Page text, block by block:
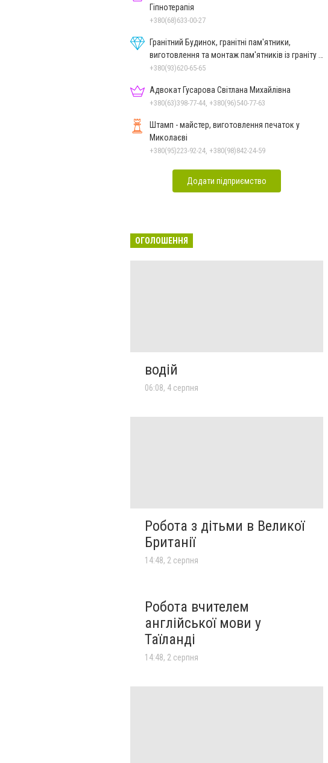
Гіпнотерапія
+380(68)633-00-27
Гранітний Будинок, гранітні пам'ятники,
виготовлення та монтаж пам'ятників із граніту в
Миколаєві
+380(93)620-65-65
Адвокат Гусарова Світлана Михайлівна
+380(63)398-77-44, +380(96)540-77-63
Штамп - майстер, виготовлення печаток у
Миколаєві
+380(95)223-92-24, +380(98)842-24-59
Додати підприємство
ОГОЛОШЕННЯ
водій
06:08, 4 серпня
Робота з дітьми в Великої
Британії
14:48, 2 серпня
Робота вчителем
англійської мови у
Таїланді
14:48, 2 серпня